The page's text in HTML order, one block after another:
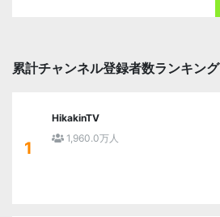
累計チャンネル登録者数ランキング
1
HikakinTV
1,960.0万人